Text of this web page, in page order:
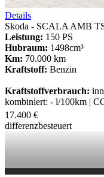
Details
Skoda - SCALA AMB
Leistung: 150 PS
Hubraum: 1498cm³
Km: 70.000 km
Kraftstoff: Benzin
Kraftstoffverbrauch:
kombiniert: - l/100km |
17.400 €
differenzbesteuert